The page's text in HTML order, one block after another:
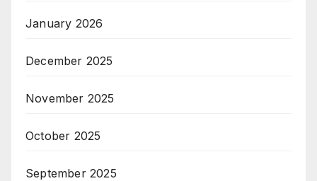
January 2026
December 2025
November 2025
October 2025
September 2025